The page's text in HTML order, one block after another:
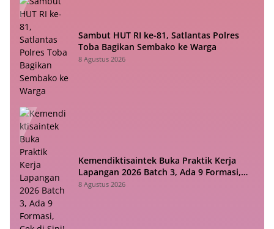
Sambut HUT RI ke-81, Satlantas Polres
Toba Bagikan Sembako ke Warga
8 Agustus 2026
Kemendiktisaintek Buka Praktik Kerja
Lapangan 2026 Batch 3, Ada 9 Formasi,
Cek di Sini!
8 Agustus 2026